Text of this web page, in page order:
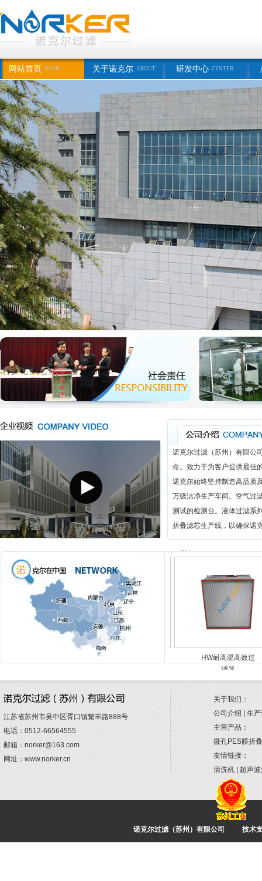
网站首页 HOME 关于诺克尔 ABOUT 研发中心 CENTER
诺克尔过滤（苏州）有限公
命。致力于为客户提供最佳
诺克尔始终坚持制造高品质
万级洁净生产车间。空气过
测试的检测台。液体过滤系
折叠滤芯生产线，以确保诺
>>详细
HC液漕式高效过
HW耐高温高效过
江苏省苏州市吴中区胥口镇繁丰路888号
电话：0512-66564555
邮箱：norker@163.com
网址：www.norker.cn
关于我们：
公司介绍 | 生
主营产品：
微孔PES膜折
友情链接：
清洗机 | 超声
诺克尔过滤（苏州）有限公司 技术